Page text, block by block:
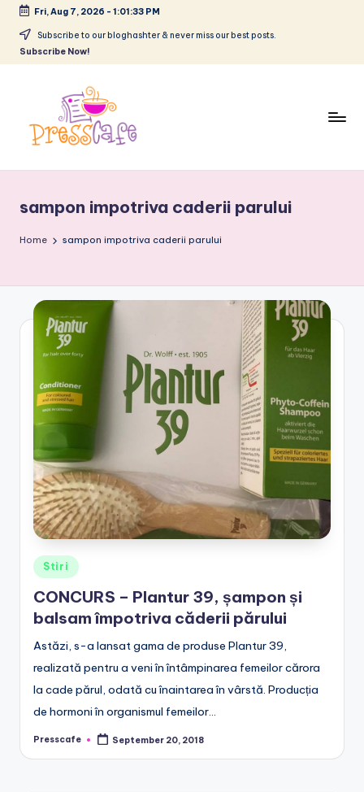
Skip
Fri, Aug 7, 2026 - 1:01:33 PM
Subscribe to our bloghashter & never miss our best posts.
Subscribe Now!
e
s
c
a
r
o
urbane
sampon impotriva caderii parului
Home sampon impotriva caderii parului
Posted
Stiri
CONCURS – Plantur 39, șampon și
balsam împotriva căderii părului
Astăzi, s-a lansat gama de produse Plantur 39,
realizată pentru a veni în întâmpinarea femeilor cărora
la cade părul, odată cu înaintarea în vârstă. Producția
de hormoni în organismul femeilor…
Posted
Presscafe September 20, 2018